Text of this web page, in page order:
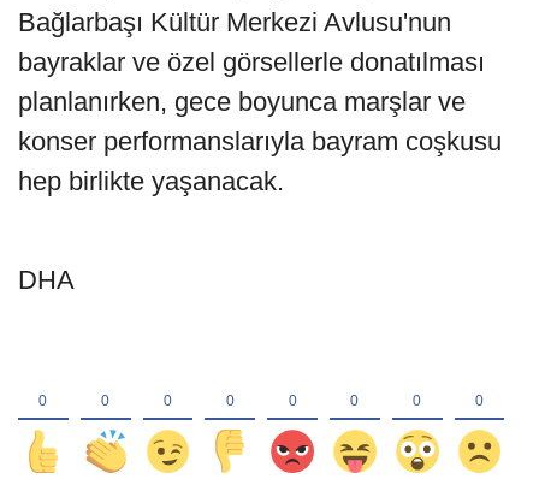
Bağlarbaşı Kültür Merkezi Avlusu'nun
bayraklar ve özel görsellerle donatılması
planlanırken, gece boyunca marşlar ve
konser performanslarıyla bayram coşkusu
hep birlikte yaşanacak.
DHA